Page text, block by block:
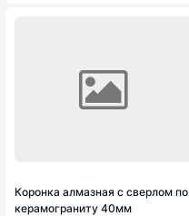
Коронка алмазная с сверлом по
керамограниту 40мм